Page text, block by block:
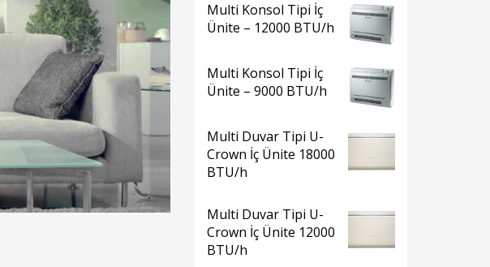
Multi Konsol Tipi İç
Ünite – 12000 BTU/h
Multi Konsol Tipi İç
Ünite – 9000 BTU/h
Multi Duvar Tipi U-
Crown İç Ünite 18000
BTU/h
Multi Duvar Tipi U-
Crown İç Ünite 12000
BTU/h